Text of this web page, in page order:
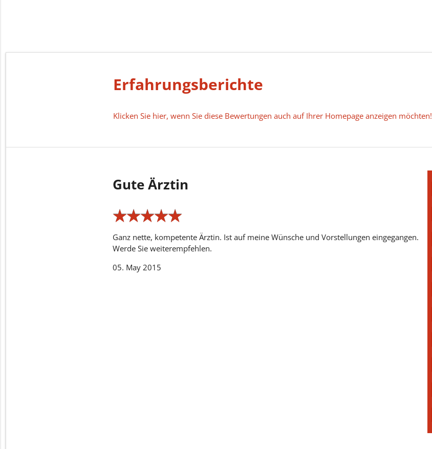
Erfahrungsberichte
Klicken Sie hier, wenn Sie diese Bewertungen auch auf Ihrer Homepage anzeigen möchten!
Gute Ärztin
★★★★★
★★★★★
Ganz nette, kompetente Ärztin. Ist auf meine Wünsche und Vorstellungen eingegangen.
Werde Sie weiterempfehlen.
05. May 2015